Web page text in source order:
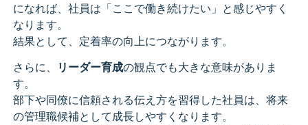
になれば、社員は「ここで働き続けたい」と感じやすく
なります。
結果として、定着率の向上につながります。
さらに、
リーダー育成の観点でも大きな意味がありま
す。
部下や同僚に信頼される伝え方を習得した社員は、将来
の管理職候補として成長しやすくなります。